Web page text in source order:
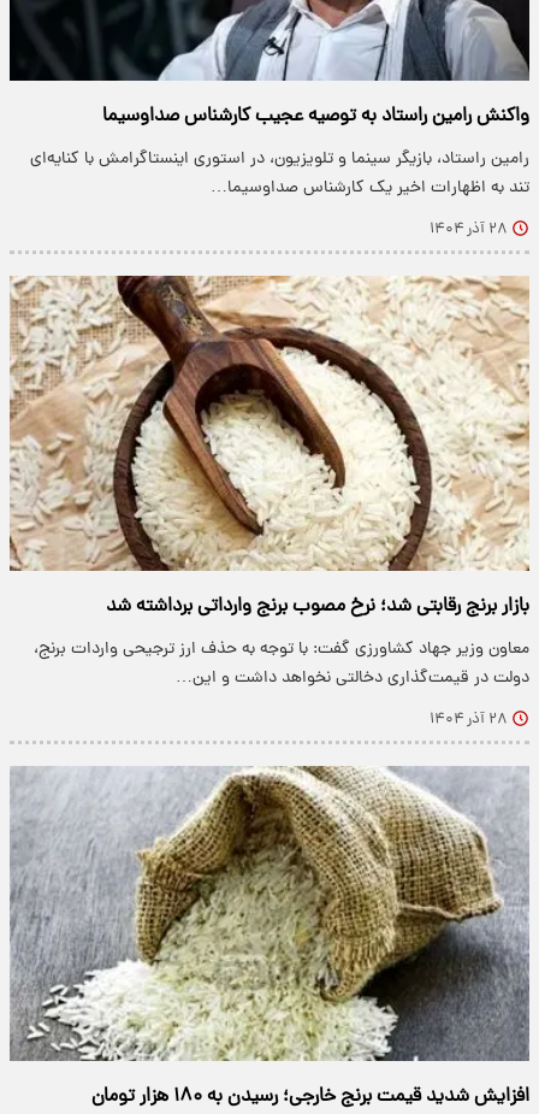
واکنش رامین راستاد به توصیه عجیب کارشناس صداوسیما
رامین راستاد، بازیگر سینما و تلویزیون، در استوری اینستاگرامش با کنایه‌ای
تند به اظهارات اخیر یک کارشناس صداوسیما…
۲۸ آذر ۱۴۰۴
بازار برنج رقابتی شد؛ نرخ مصوب برنج وارداتی برداشته شد
معاون وزیر جهاد کشاورزی گفت: با توجه به حذف ارز ترجیحی واردات برنج،
دولت در قیمت‌گذاری دخالتی نخواهد داشت و این…
۲۸ آذر ۱۴۰۴
افزایش شدید قیمت برنج خارجی؛ رسیدن به ۱۸۰ هزار تومان